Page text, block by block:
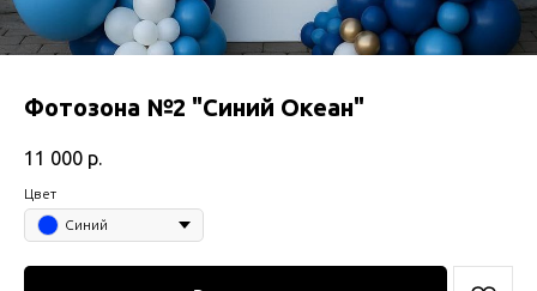
Фотозона №2 "Синий Океан"
11 000 р.
Цвет
Синий